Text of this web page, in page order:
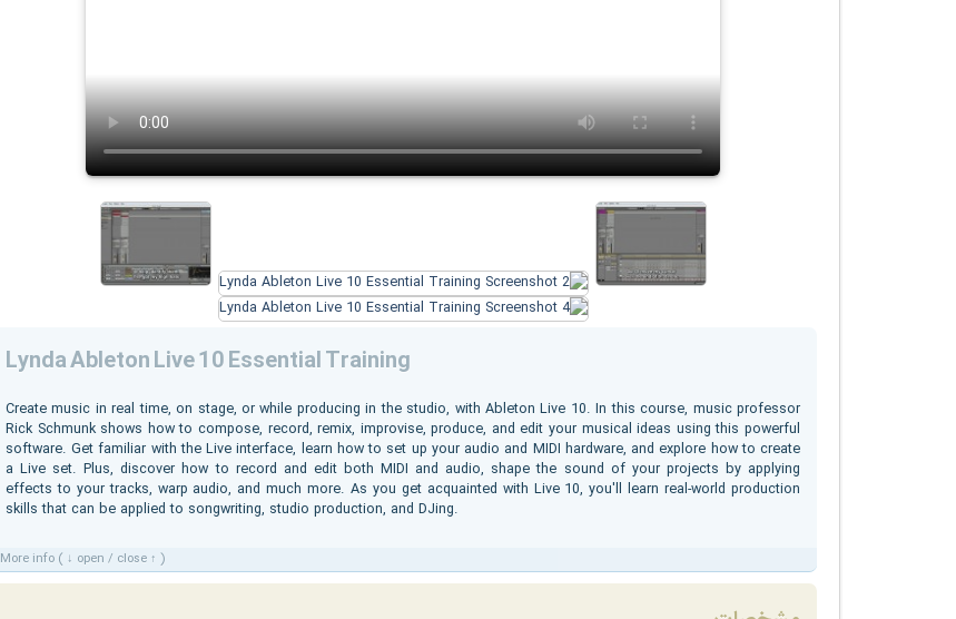
Lynda Ableton Live 10 Essential Training
Create music in real time, on stage, or while producing in the studio, with Ableton Live 10. In this course, music professor
Rick Schmunk shows how to compose, record, remix, improvise, produce, and edit your musical ideas using this powerful
software. Get familiar with the Live interface, learn how to set up your audio and MIDI hardware, and explore how to create
a Live set. Plus, discover how to record and edit both MIDI and audio, shape the sound of your projects by applying
effects to your tracks, warp audio, and much more. As you get acquainted with Live 10, you'll learn real-world production
skills that can be applied to songwriting, studio production, and DJing.
More info ( ↓ open / close ↑ )